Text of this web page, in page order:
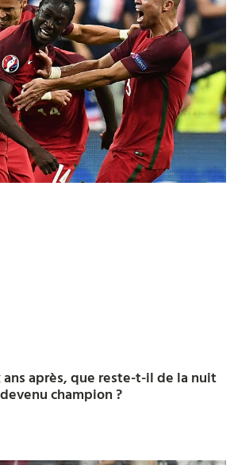
ans après, que reste-t-il de la nuit
champion ?